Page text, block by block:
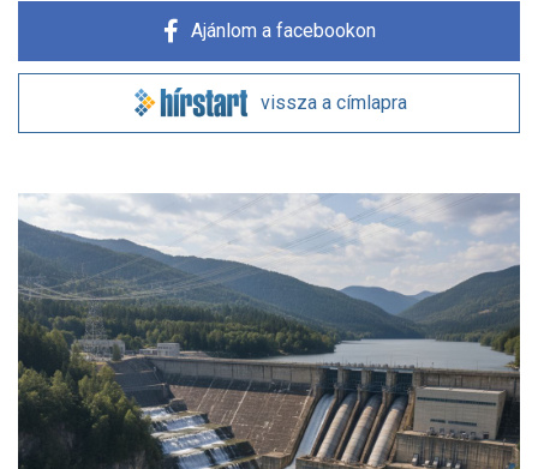
Ajánlom a facebookon
vissza a címlapra